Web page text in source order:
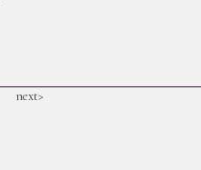
next>